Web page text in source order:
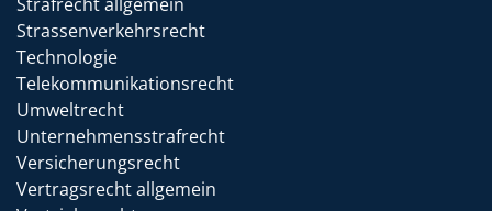
Strassenverkehrsrecht
Technologie
Telekommunikationsrecht
Umweltrecht
Unternehmensstrafrecht
Versicherungsrecht
Vertragsrecht allgemein